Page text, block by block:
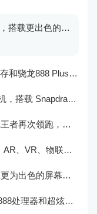
三星Galaxy Fold 2或于年底发布，搭载更出色的芯片和更大的屏幕
POCO F4 Pro将搭载LPDDR5内存和骁龙888 Plus处理器：性能更出色
OPPO 推出全新 Find X2 Pro 手机，搭载 Snapdragon 888 处理器
ASUS ROG Phone 3发布：游戏王者再次领跑，向用户带来极致游戏体验！
智能手机的5大趋势：人工智能、AR、VR、物联网和生态系统
ASUS ZenPad 3S 10上市，搭载更为出色的屏幕技术和实用功能
Realme GT 3发布：高速的骁龙888处理器和超炫的RAM设计